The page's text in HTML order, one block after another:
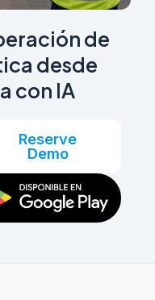
de
desde
con IA
Reserve
Demo